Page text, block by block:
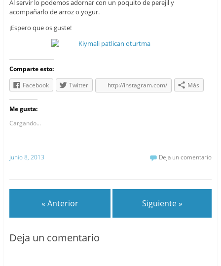
Al servir lo podemos adornar con un poquito de perejil y
acompañarlo de arroz o yogur.
¡Espero que os guste!
Comparte esto:
Facebook
Twitter http://instagram.com/ Más
Me gusta:
Cargando...
junio 8, 2013 Deja un comentario
« Anterior Siguiente »
Deja un comentario